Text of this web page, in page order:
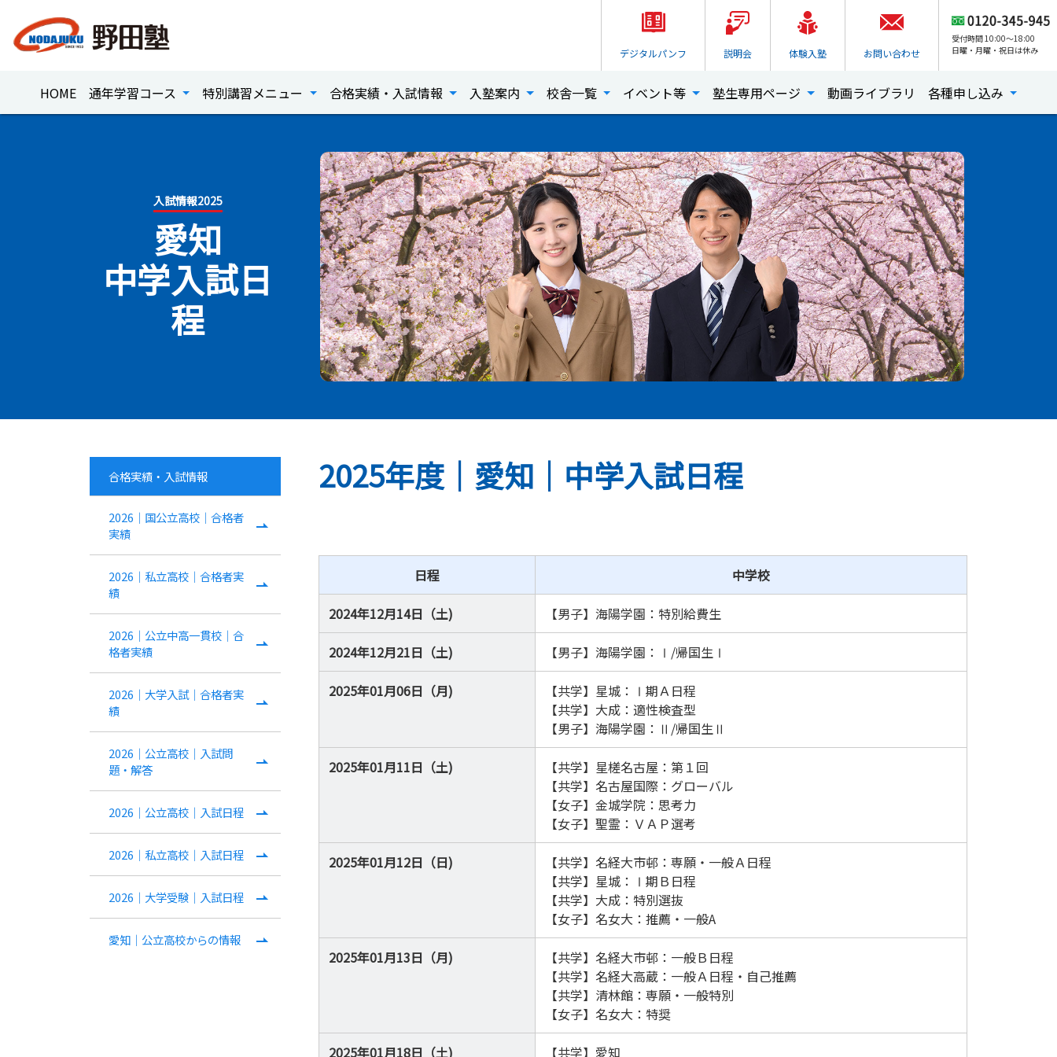
デジタルパンフ 説明会 体験入塾 お問い合わせ
受付時間 10:00～18:00
日曜・月曜・祝日は休み
HOME 通年学習コース 特別講習メニュー 合格実績・入試情報 入塾案内 校舎一覧 イベント等 塾生専用ページ 動画ライブラリ 各種申し込み
入試情報2025
愛知
中学入試日
程
2025年度｜愛知｜中学入試日程
日程 中学校
2024年12月14日（土) 【男子】海陽学園：特別給費生
2024年12月21日（土) 【男子】海陽学園：Ⅰ/帰国生Ⅰ
2025年01月06日（月)
【共学】星城：Ⅰ期Ａ日程
【共学】大成：適性検査型
【男子】海陽学園：Ⅱ/帰国生Ⅱ
2025年01月11日（土)
【共学】星槎名古屋：第１回
【共学】名古屋国際：グローバル
【女子】金城学院：思考力
【女子】聖霊：ＶＡＰ選考
2025年01月12日（日)
【共学】名経大市邨：専願・一般Ａ日程
【共学】星城：Ⅰ期Ｂ日程
【共学】大成：特別選抜
【女子】名女大：推薦・一般A
2025年01月13日（月)
【共学】名経大市邨：一般Ｂ日程
【共学】名経大高蔵：一般Ａ日程・自己推薦
【共学】清林館：専願・一般特別
【女子】名女大：特奨
2025年01月18日（土)
【共学】愛知
合格実績・入試情報
2026｜国公立高校｜合格者
実績
2026｜私立高校｜合格者実
績
2026｜公立中高一貫校｜合
格者実績
2026｜大学入試｜合格者実
績
2026｜公立高校｜入試問
題・解答
2026｜公立高校｜入試日程
2026｜私立高校｜入試日程
2026｜大学受験｜入試日程
愛知｜公立高校からの情報